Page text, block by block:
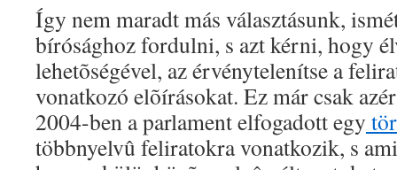
Így nem maradt más választásunk,
bírósághoz fordulni, s azt kérni, hogy
lehetõségével, az érvénytelenítse a
vonatkozó elõírásokat. Ez már csak
2004-ben a parlament elfogadott egy
többnyelvû feliratokra vonatkozik, s